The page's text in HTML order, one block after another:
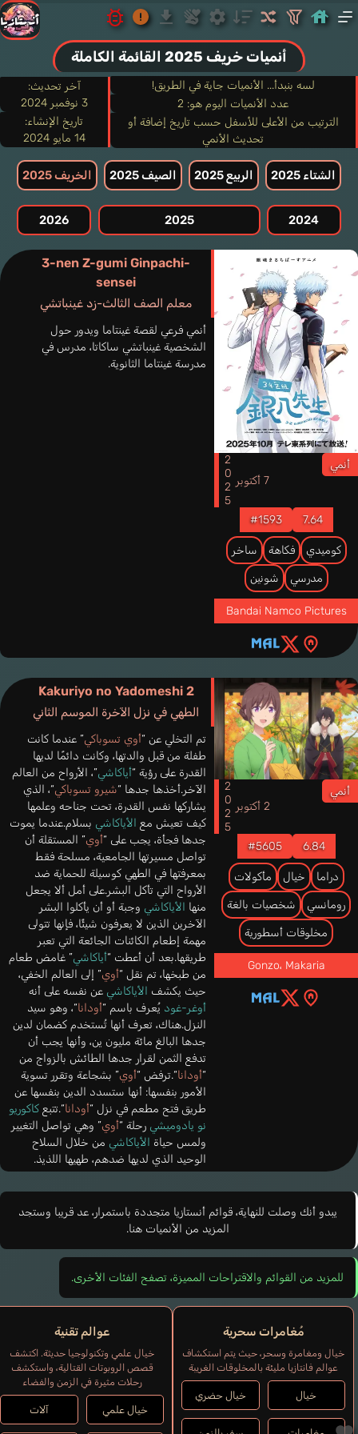
أنميات خريف 2025 القائمة الكاملة
لسه بنبدأ... الأنميات جاية في الطريق!
عدد الأنميات اليوم هو: 2
الترتيب من الأعلى للأسفل حسب تاريخ إضافة أو
تحديث الأنمي
آخر تحديث:
3 نوفمبر 2024
تاريخ الإنشاء:
14 مايو 2024
الشتاء 2025 الربيع 2025 الصيف 2025 الخريف 2025
2024
2025
2026
3-nen Z-gumi Ginpachi-
sensei
معلم الصف الثالث-زد غينباتشي
أنمي
7 أكتوبر
2025
7.64
#1593
كوميدي فكاهة ساخر
مدرسي شونين
Bandai Namco Pictures
أنمي فرعي لقصة غينتاما ويدور حول
الشخصية غينباتشي ساكاتا، مدرس في
مدرسة غينتاما الثانوية.
Kakuriyo no Yadomeshi 2
الطهي في نزل الآخرة الموسم الثاني
أنمي
2 أكتوبر
2025
6.84
#5605
دراما خيال مأكولات
رومانسي شخصيات بالغة
مخلوقات أسطورية
Gonzo، Makaria
تم التخلي عن “أوي تسوباكي” عندما كانت
طفلة من قبل والدتها، وكانت دائمًا لديها
القدرة على رؤية “أياكاشي”، الأرواح من العالم
الآخر.أخذها جدها “شيرو تسوباكي“، الذي
يشاركها نفس القدرة، تحت جناحه وعلمها
كيف تعيش مع الأياكاشي بسلام.عندما يموت
جدها فجأة، يجب على “أوي” المستقلة أن
تواصل مسيرتها الجامعية، مسلحة فقط
بمعرفتها في الطهي كوسيلة للحماية ضد
الأرواح التي تأكل البشر.على أمل ألا يجعل
منها الأياكاشي وجبة أو أن يأكلوا البشر
الآخرين الذين لا يعرفون شيئًا، فإنها تتولى
مهمة إطعام الكائنات الجائعة التي تعبر
طريقها.بعد أن أعطت “أياكاشي” غامض طعام
من طبخها، تم نقل “أوي” إلى العالم الخفي،
حيث يكشف الأياكاشي عن نفسه على أنه
أوغر-غود يُعرف باسم “أودانا“، وهو سيد
النزل.هناك، تعرف أنها تُستخدم كضمان لدين
جدها البالغ مائة مليون ين، وأنها يجب أن
تدفع الثمن لقرار جدها الطائش بالزواج من
“أودانا“.ترفض “أوي” بشجاعة وتقرر تسوية
الأمور بنفسها: أنها ستسدد الدين بنفسها عن
طريق فتح مطعم في نزل “أودانا“.تتبع كاكوريو
نو يادوميشي رحلة “أوي” وهي تواصل التغيير
ولمس حياة الأياكاشي من خلال السلاح
الوحيد الذي لديها ضدهم، طهيها اللذيذ.
يبدو أنك وصلت للنهاية، قوائم أنستازيا متجددة باستمرار، عد قريبا وستجد
المزيد من الأنميات هنا.
للمزيد من القوائم والاقتراحات المميزة، تصفح الفئات الأخرى.
مُغامرات سحرية
خيال ومغامرة وسحر، حيث يتم استكشاف
عوالم فانتازيا مليئة بالمخلوقات الغريبة
خيال خيال حضري
عوالم تقنية
خيال علمي وتكنولوجيا حديثة. اكتشف
قصص الروبوتات القتالية، واستكشف
رحلات مثيرة في الزمن والفضاء
خيال علمي آلات